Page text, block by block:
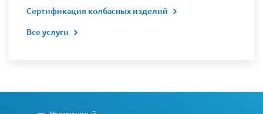
Сертификация колбасных изделий
Все услуги